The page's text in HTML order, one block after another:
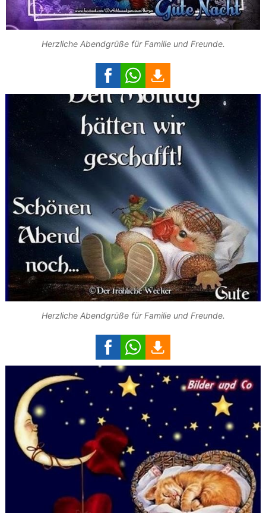
Herzliche Abendgrüße für Familie und Freunde.
Herzliche Abendgrüße für Familie und Freunde.